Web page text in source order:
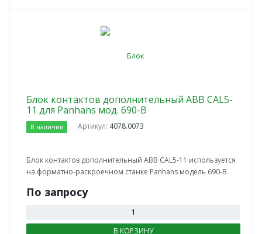
Блок контактов дополнительный ABB CAL5-
11 для Panhans мод. 690-B
В наличии Артикул: 4078.0073
Блок контактов дополнительный ABB CAL5-11 используется
на форматно-раскроечном станке Panhans модель 690-B
По запросу
В КОРЗИНУ